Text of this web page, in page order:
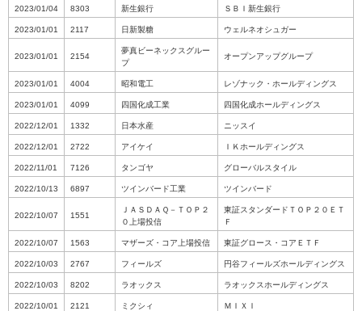
2023/01/04 8303 新生銀行 ＳＢＩ新生銀行
2023/01/01 2117 日新製糖 ウェルネオシュガー
2023/01/01 2154
夢真ビーネックスグルー
プ
オープンアップグループ
2023/01/01 4004 昭和電工 レゾナック・ホールディングス
2023/01/01 4099 四国化成工業 四国化成ホールディングス
2022/12/01 1332 日本水産 ニッスイ
2022/12/01 2722 アイケイ ＩＫホールディングス
2022/11/01 7126 タンゴヤ グローバルスタイル
2022/10/13 6897 ツインバード工業 ツインバード
2022/10/07 1551
ＪＡＳＤＡＱ－ＴＯＰ２
０上場投信
東証スタンダードＴＯＰ２０ＥＴ
Ｆ
2022/10/07 1563 マザーズ・コア上場投信 東証グロース・コアＥＴＦ
2022/10/03 2767 フィールズ 円谷フィールズホールディングス
2022/10/03 8202 ラオックス ラオックスホールディングス
2022/10/01 2121 ミクシィ ＭＩＸＩ